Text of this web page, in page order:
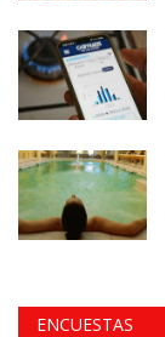
ENCUESTAS